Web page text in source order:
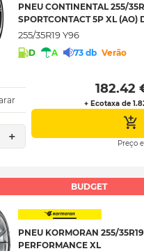
PNEU CONTINENTAL 255/
SPORTCONTACT 5P XL (AO)
255/35R19 Y96
D A 73 db Verão
+
182.42
+ Ecotaxa de
Preço
BUDGET
PNEU KORMORAN 255/
PERFORMANCE XL